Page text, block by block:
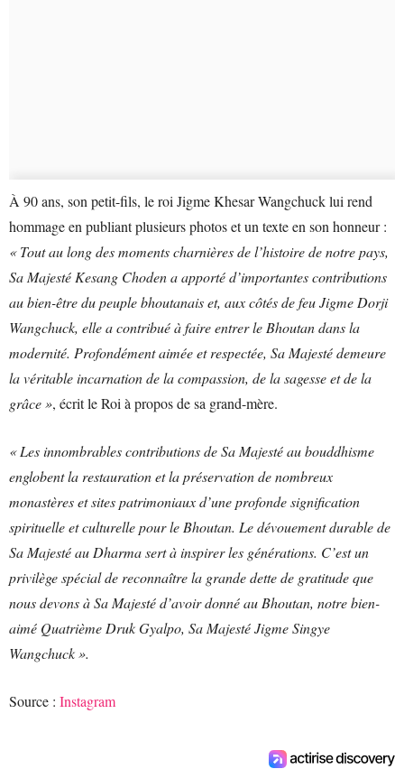
À 90 ans, son petit-fils, le roi Jigme Khesar Wangchuck lui rend
hommage en publiant plusieurs photos et un texte en son honneur :
« Tout au long des moments charnières de l’histoire de notre pays,
Sa Majesté Kesang Choden a apporté d’importantes contributions
au bien-être du peuple bhoutanais et, aux côtés de feu Jigme Dorji
Wangchuck, elle a contribué à faire entrer le Bhoutan dans la
modernité. Profondément aimée et respectée, Sa Majesté demeure
la véritable incarnation de la compassion, de la sagesse et de la
grâce », écrit le Roi à propos de sa grand-mère.
« Les innombrables contributions de Sa Majesté au bouddhisme
englobent la restauration et la préservation de nombreux
monastères et sites patrimoniaux d’une profonde signification
spirituelle et culturelle pour le Bhoutan. Le dévouement durable de
Sa Majesté au Dharma sert à inspirer les générations. C’est un
privilège spécial de reconnaître la grande dette de gratitude que
nous devons à Sa Majesté d’avoir donné au Bhoutan, notre bien-
aimé Quatrième Druk Gyalpo, Sa Majesté Jigme Singye
Wangchuck ».
Source : Instagram